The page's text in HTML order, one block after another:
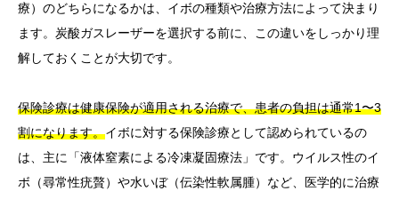
療）のどちらになるかは、イボの種類や治療方法によって決まり
ます。炭酸ガスレーザーを選択する前に、この違いをしっかり理
解しておくことが大切です。
保険診療は健康保険が適用される治療で、患者の負担は通常1〜3
割になります。イボに対する保険診療として認められているの
は、主に「液体窒素による冷凍凝固療法」です。ウイルス性のイ
ボ（尋常性疣贅）や水いぼ（伝染性軟属腫）など、医学的に治療